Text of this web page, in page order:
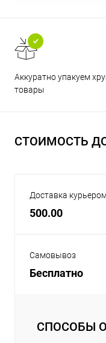
Аккуратно упакуем
товары
СТОИМОСТЬ
Доставка
500.00
Самовывоз
Бесплатно
СПОСОБЫ